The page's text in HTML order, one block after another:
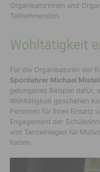
Organisatorinnen und
Teilnehmenden.
Wohltätigkeit
Für die Organisatoren der
Sportlehrer Michael
gelungenes Beispiel dafür,
Wohltätigkeit geschehen
Personen für ihren Einsatz
Engagement der
und Tanzeinlagen für
haben.